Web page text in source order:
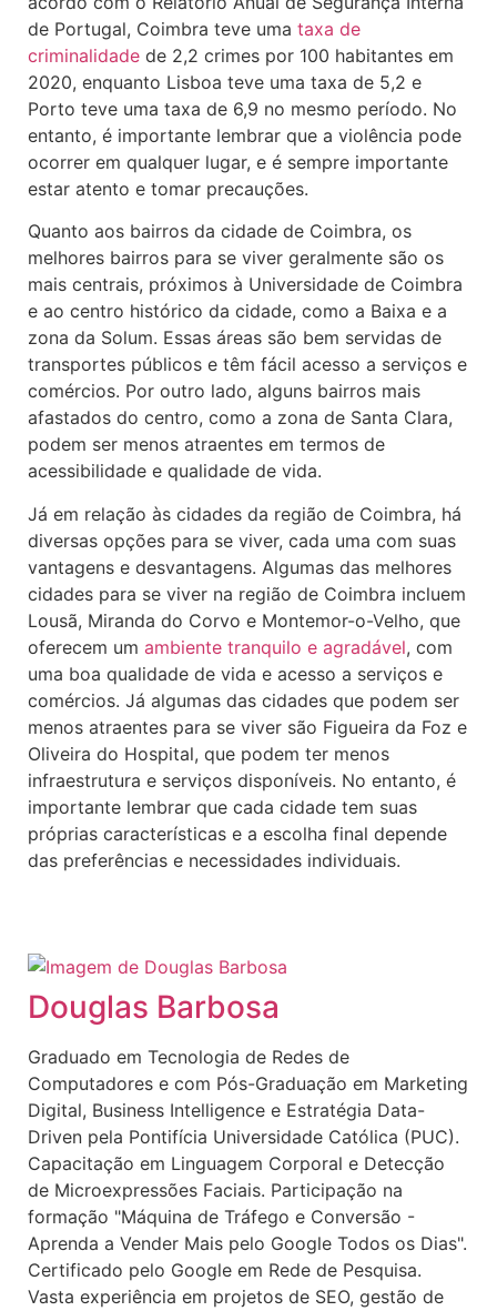
de Portugal, Coimbra teve uma taxa de
criminalidade de 2,2 crimes por 100 habitantes em
2020, enquanto Lisboa teve uma taxa de 5,2 e
Porto teve uma taxa de 6,9 no mesmo período. No
entanto, é importante lembrar que a violência pode
ocorrer em qualquer lugar, e é sempre importante
estar atento e tomar precauções.
Quanto aos bairros da cidade de Coimbra, os
melhores bairros para se viver geralmente são os
mais centrais, próximos à Universidade de Coimbra
e ao centro histórico da cidade, como a Baixa e a
zona da Solum. Essas áreas são bem servidas de
transportes públicos e têm fácil acesso a serviços e
comércios. Por outro lado, alguns bairros mais
afastados do centro, como a zona de Santa Clara,
podem ser menos atraentes em termos de
acessibilidade e qualidade de vida.
Já em relação às cidades da região de Coimbra, há
diversas opções para se viver, cada uma com suas
vantagens e desvantagens. Algumas das melhores
cidades para se viver na região de Coimbra incluem
Lousã, Miranda do Corvo e Montemor-o-Velho, que
oferecem um ambiente tranquilo e agradável, com
uma boa qualidade de vida e acesso a serviços e
comércios. Já algumas das cidades que podem ser
menos atraentes para se viver são Figueira da Foz e
Oliveira do Hospital, que podem ter menos
infraestrutura e serviços disponíveis. No entanto, é
importante lembrar que cada cidade tem suas
próprias características e a escolha final depende
das preferências e necessidades individuais.
Douglas Barbosa
Graduado em Tecnologia de Redes de
Computadores e com Pós-Graduação em Marketing
Digital, Business Intelligence e Estratégia Data-
Driven pela Pontifícia Universidade Católica (PUC).
Capacitação em Linguagem Corporal e Detecção
de Microexpressões Faciais. Participação na
formação "Máquina de Tráfego e Conversão -
Aprenda a Vender Mais pelo Google Todos os Dias".
Certificado pelo Google em Rede de Pesquisa.
Vasta experiência em projetos de SEO, gestão de